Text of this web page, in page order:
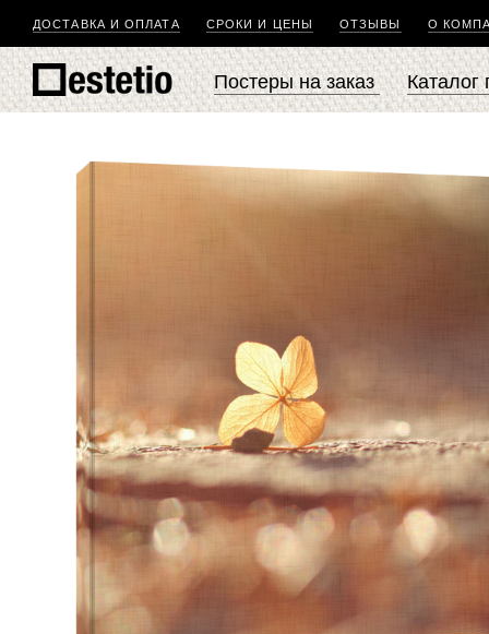
ДОСТАВКА И ОПЛАТА СРОКИ И ЦЕНЫ ОТЗЫВЫ О
Постеры на заказ Каталог